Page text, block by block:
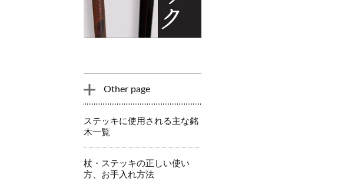
Other page
ステッキに使用される主な銘
木一覧
杖・ステッキの正しい使い
方、お手入れ方法